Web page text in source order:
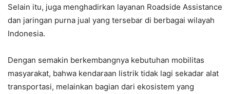
Selain itu, juga menghadirkan layanan Roadside Assistance
dan jaringan purna jual yang tersebar di berbagai wilayah
Indonesia.
Dengan semakin berkembangnya kebutuhan mobilitas
masyarakat, bahwa kendaraan listrik tidak lagi sekadar alat
transportasi, melainkan bagian dari ekosistem yang